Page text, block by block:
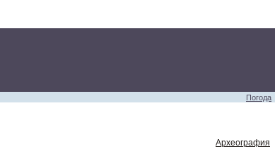
Погода
Археография